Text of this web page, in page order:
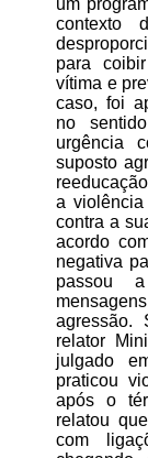
contexto
para
vítima e
caso, foi
no
urgência
suposto
a violência
contra a
acordo
negativa
passou
agressão.
relator
julgado
praticou
após o
relatou
com